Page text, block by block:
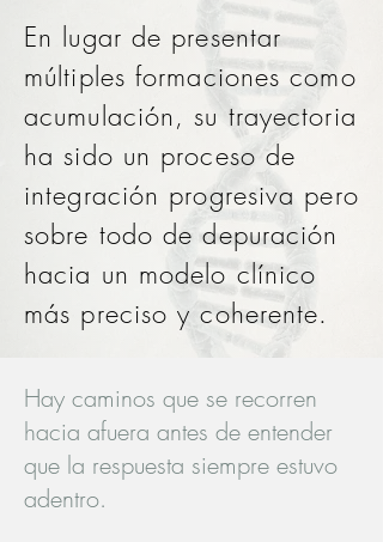
En lugar de presentar
múltiples formaciones como
acumulación, su trayectoria
ha sido un proceso de
integración progresiva pero
sobre todo de depuración
hacia un modelo clínico
más preciso y coherente.
Hay caminos que se recorren
hacia afuera antes de entender
que la respuesta siempre estuvo
adentro.